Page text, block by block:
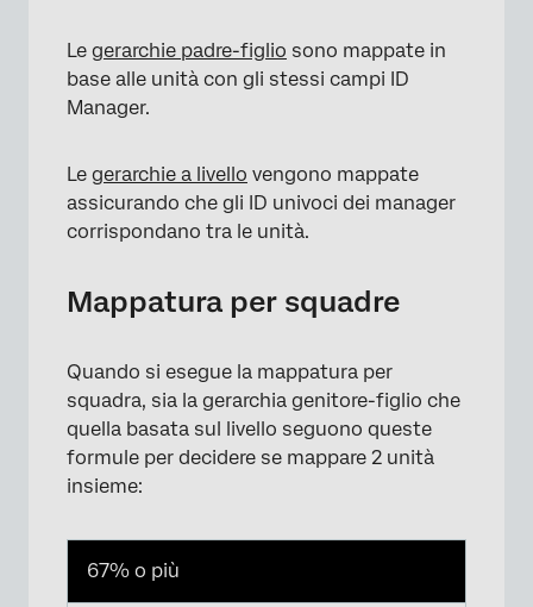
Le gerarchie padre-figlio sono mappate in
base alle unità con gli stessi campi ID
Manager.
Le gerarchie a livello vengono mappate
assicurando che gli ID univoci dei manager
corrispondano tra le unità.
Mappatura per squadre
Quando si esegue la mappatura per
squadra, sia la gerarchia genitore-figlio che
quella basata sul livello seguono queste
formule per decidere se mappare 2 unità
insieme:
67% o più